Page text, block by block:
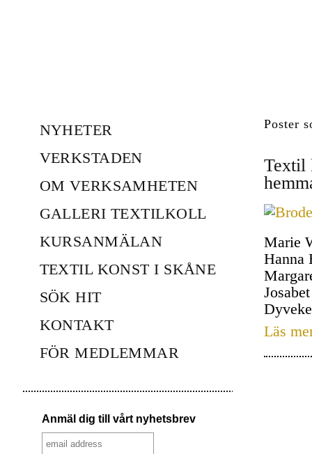
Poster
Textil
Marie
Hanna
Läs
NYHETER
VERKSTADEN
OM VERKSAMHETEN
GALLERI TEXTILKOLL
KURSANMÄLAN
TEXTIL KONST I SKÅNE
SÖK HIT
KONTAKT
FÖR MEDLEMMAR
Anmäl dig till vårt nyhetsbrev